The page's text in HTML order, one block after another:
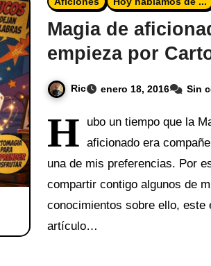
Magia de
empieza por
Ric enero 18, 2016 Sin
H
ubo un tiempo que la
aficionado era
una de mis preferencias. Por
compartir contigo algunos de
conocimientos sobre ello, este
artículo…